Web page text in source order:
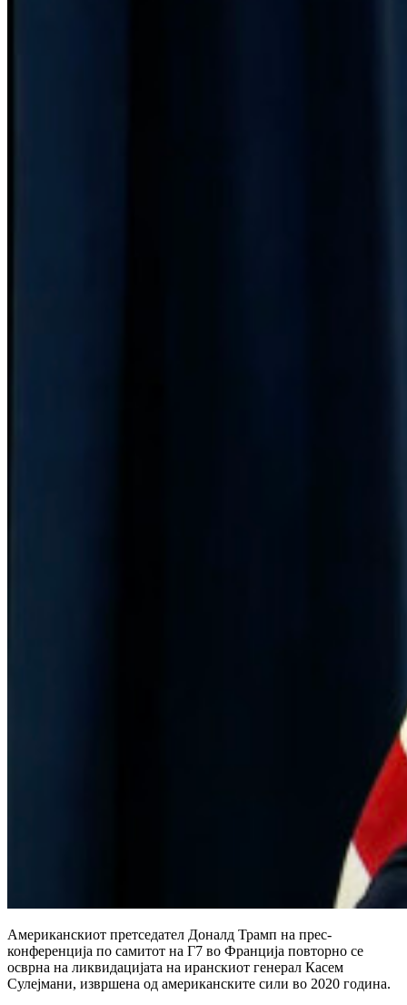
Американскиот претседател Доналд Трамп на прес-
конференција по самитот на Г7 во Франција повторно се
осврна на ликвидацијата на иранскиот генерал Касем
Сулејмани, извршена од американските сили во 2020 година.